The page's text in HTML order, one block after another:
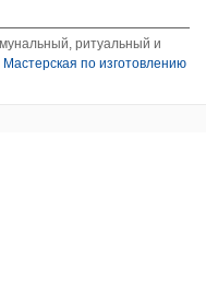
ритуальный и
Мастерская по изготовлению